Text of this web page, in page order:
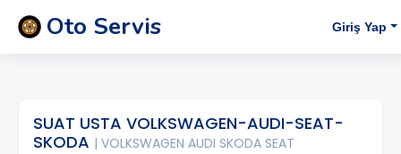
Oto Servis Giriş Yap
SUAT USTA VOLKSWAGEN-AUDI-SEAT-
SKODA | VOLKSWAGEN AUDI SKODA SEAT